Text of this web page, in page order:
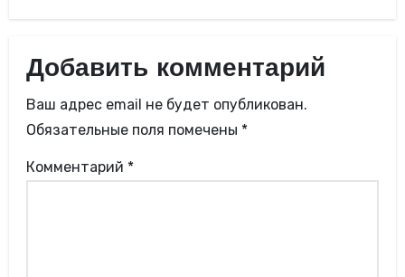
Добавить комментарий
Ваш адрес email не будет опубликован.
Обязательные поля помечены *
Комментарий *